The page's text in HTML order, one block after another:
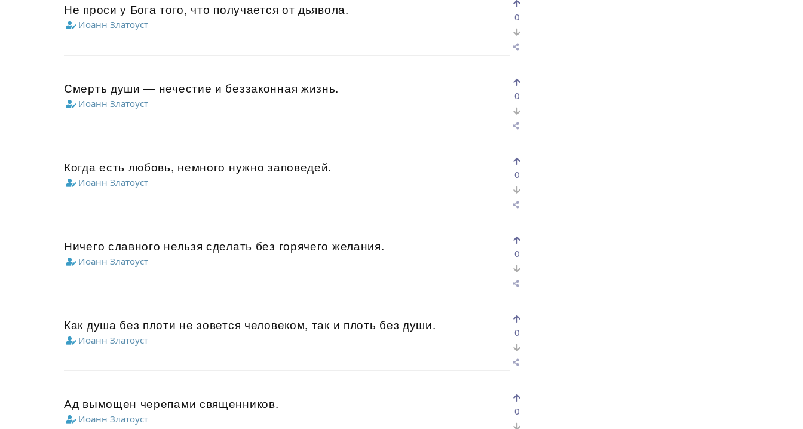
Не проси у Бога того, что получается от дьявола.
Иоанн Златоуст
0
Смерть души — нечестие и беззаконная жизнь.
Иоанн Златоуст
0
Когда есть любовь, немного нужно заповедей.
Иоанн Златоуст
0
Ничего славного нельзя сделать без горячего желания.
Иоанн Златоуст
0
Как душа без плоти не зовется человеком, так и плоть без души.
Иоанн Златоуст
0
Ад вымощен черепами священников.
Иоанн Златоуст
0